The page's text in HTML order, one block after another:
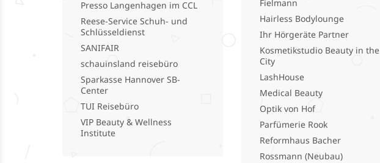
Presso Langenhagen im CCL
Reese-Service Schuh- und
Schlüsseldienst
SANIFAIR
schauinsland reisebüro
Sparkasse Hannover SB-
Center
TUI Reisebüro
VIP Beauty & Wellness
Institute
Fielmann
Hairless Bodylounge
Ihr Hörgeräte Partner
Kosmetikstudio Beauty in the
City
LashHouse
Medical Beauty
Optik von Hof
Parfümerie Rook
Reformhaus Bacher
Rossmann (Neubau)